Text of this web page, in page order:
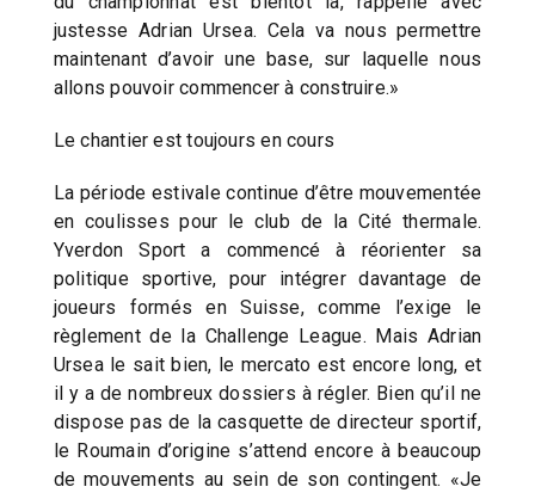
justesse Adrian Ursea. Cela va nous permettre
maintenant d’avoir une base, sur laquelle nous
allons pouvoir commencer à construire.»
Le chantier est toujours en cours
La période estivale continue d’être mouvementée
en coulisses pour le club de la Cité thermale.
Yverdon Sport a commencé à réorienter sa
politique sportive, pour intégrer davantage de
joueurs formés en Suisse, comme l’exige le
règlement de la Challenge League. Mais Adrian
Ursea le sait bien, le mercato est encore long, et
il y a de nombreux dossiers à régler. Bien qu’il ne
dispose pas de la casquette de directeur sportif,
le Roumain d’origine s’attend encore à beaucoup
de mouvements au sein de son contingent. «Je